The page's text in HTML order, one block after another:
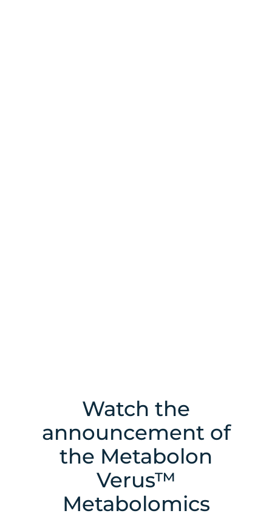
Watch the
announcement of
the Metabolon
Verus™
Metabolomics